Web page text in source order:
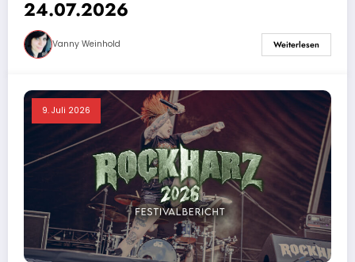
24.07.2026
Vanny Weinhold Weiterlesen
9. Juli 2026